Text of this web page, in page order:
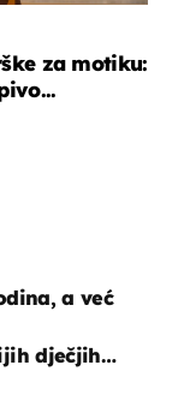
za motiku:
a već
dječjih